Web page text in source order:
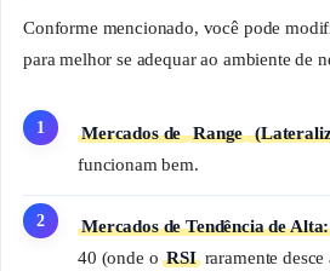
Conforme mencionado, você pode
para melhor se adequar ao ambiente de
Mercados de Range
funcionam bem.
Mercados de Tendência de Alta:
40 (onde oRSIraramente desce